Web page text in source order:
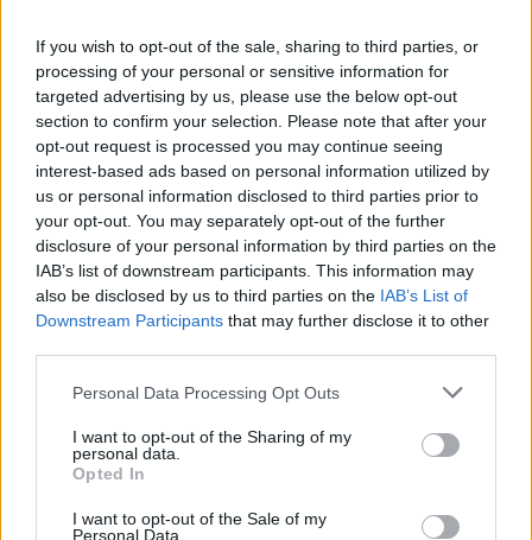
If you wish to opt-out of the sale, sharing to third parties, or
processing of your personal or sensitive information for
targeted advertising by us, please use the below opt-out
section to confirm your selection. Please note that after your
opt-out request is processed you may continue seeing
interest-based ads based on personal information utilized by
us or personal information disclosed to third parties prior to
your opt-out. You may separately opt-out of the further
disclosure of your personal information by third parties on the
IAB’s list of downstream participants. This information may
also be disclosed by us to third parties on the IAB’s List of
Downstream Participants that may further disclose it to other
Personal Data Processing Opt Outs
I want to opt-out of the Sharing of my
personal data.
Opted In
I want to opt-out of the Sale of my
Personal Data.
μεταναστευτικών προκλήσεων.
Facebook Share on X Bluesky
Email Copy Link
Tags: αξιωματούχοι ΗΠΑ Μετανάστευση
Πλεύρης Συνάντηση
Σχετικά Άρθρα